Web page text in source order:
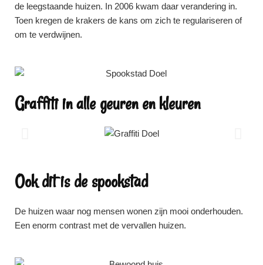
de leegstaande huizen. In 2006 kwam daar verandering in.
Toen kregen de krakers de kans om zich te regulariseren of
om te verdwijnen.
Graffiti in alle geuren en kleuren
Ook dit is de spookstad
De huizen waar nog mensen wonen zijn mooi onderhouden.
Een enorm contrast met de vervallen huizen.